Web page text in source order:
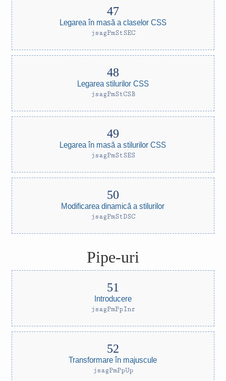
Legarea în masă a claselor CSS
jsagPmStSEC
Legarea stilurilor CSS
jsagPmStCSB
Legarea în masă a stilurilor CSS
jsagPmStSES
Modificarea dinamică a stilurilor
jsagPmStDSC
Pipe-uri
Introducere
jsagPmPpInr
Transformare în majuscule
jsagPmPpUp